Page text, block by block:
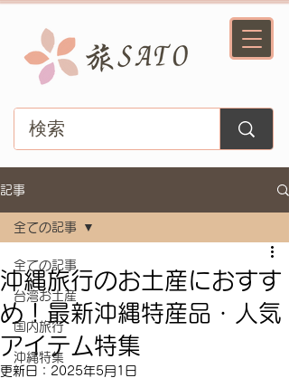
記事
全ての記事
台湾お土産
国内旅行
沖縄特集
全ての記事
沖縄旅行のお土産におすす
め！最新沖縄特産品・人気
アイテム特集
更新日： 2025年5月1日